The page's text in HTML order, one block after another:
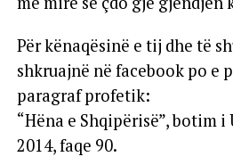
Për kënaqësinë e tij dhe të
shkruajnë në facebook po e
paragraf profetik:
“Hëna e Shqipërisë”, botim i
2014, faqe 90.